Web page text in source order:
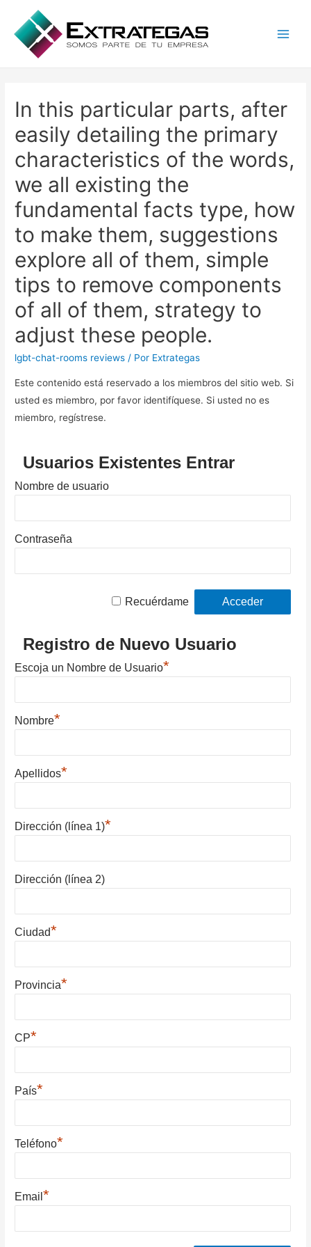
In this particular parts, after
easily detailing the primary
characteristics of the words,
we all existing the
fundamental facts type, how
to make them, suggestions
explore all of them, simple
tips to remove components
of all of them, strategy to
adjust these people.
lgbt-chat-rooms reviews / Por Extrategas
Este contenido está reservado a los miembros del sitio web. Si
usted es miembro, por favor identifíquese. Si usted no es
miembro, regístrese.
Usuarios Existentes Entrar
Nombre de usuario
Contraseña
Recuérdame
Registro de Nuevo Usuario
Escoja un Nombre de Usuario*
Nombre*
Apellidos*
Dirección (línea 1)*
Dirección (línea 2)
Ciudad*
Provincia*
CP*
País*
Teléfono*
Email*